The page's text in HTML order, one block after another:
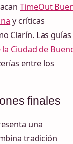
TimeOut
y críticas
Clarín. Las guías
Ciudad de
entre los
finales
una
tradición